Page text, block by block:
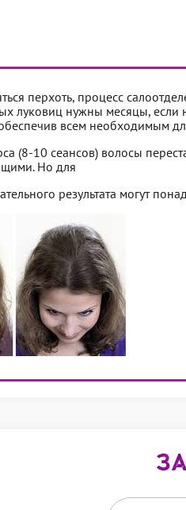
перхоть, процесс
луковиц нужны месяцы, если
обеспечив всем необходимым
(8-10 сеансов) волосы
Но для
результата могут